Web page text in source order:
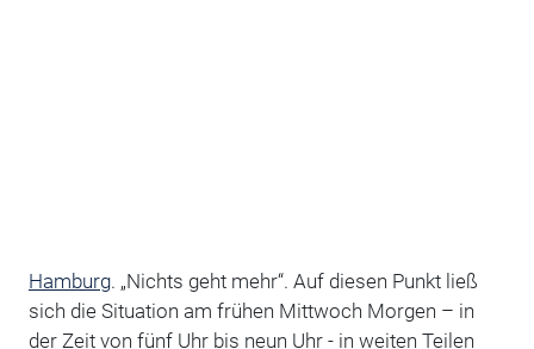
Hamburg. „Nichts geht mehr“. Auf diesen Punkt ließ
sich die Situation am frühen Mittwoch Morgen – in
der Zeit von fünf Uhr bis neun Uhr - in weiten Teilen